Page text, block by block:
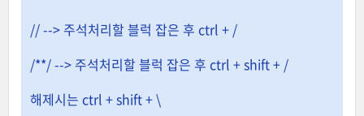
// --> 주석처리할 블럭 잡은 후 ctrl + /
/**/ --> 주석처리할 블럭 잡은 후 ctrl + shift + /
해제시는 ctrl + shift + \